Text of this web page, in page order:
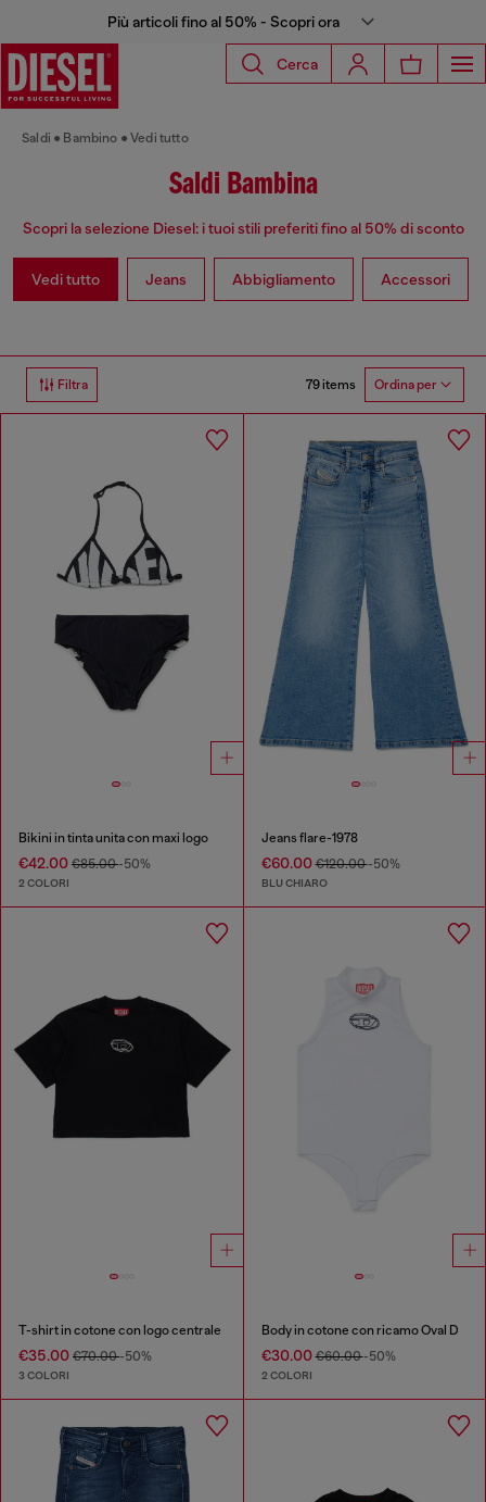
Più articoli fino al 50% - Scopri ora
Cerca
Saldi Bambino Vedi tutto
Saldi Bambina
Scopri la selezione Diesel: i tuoi stili preferiti fino al 50% di sconto
Vedi tutto Jeans Abbigliamento Accessori
Filtra 79 items Ordina per
Bikini in tinta unita con maxi logo
€42.00 €85.00-50%
2 COLORI
Jeans flare-1978
€60.00€120.00-50%
BLU CHIARO
T-shirt in cotone con logo centrale
€35.00 €70.00-50%
3 COLORI
Body in cotone con ricamo Oval D
€30.00€60.00-50%
2 COLORI